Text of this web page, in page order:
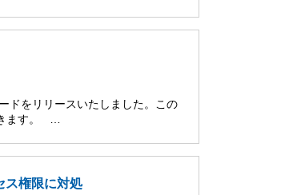
ドをリリースいたしました。この
ます。 …
ス権限に対処